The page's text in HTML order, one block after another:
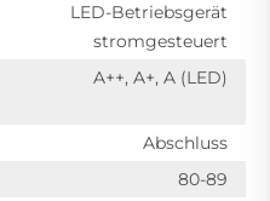
LED-Betriebsgerät
stromgesteuert
A++, A+, A (LED)
Abschluss
80-89